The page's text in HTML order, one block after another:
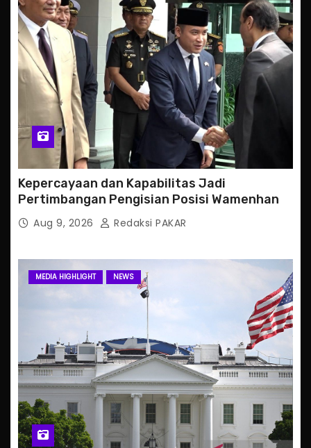
Kepercayaan dan Kapabilitas Jadi
Pertimbangan Pengisian Posisi Wamenhan
Aug 9, 2026 Redaksi PAKAR
MEDIA HIGHLIGHT NEWS